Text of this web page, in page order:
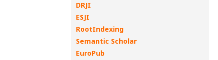
DRJI
ESJI
RootIndexing
Semantic Scholar
EuroPub